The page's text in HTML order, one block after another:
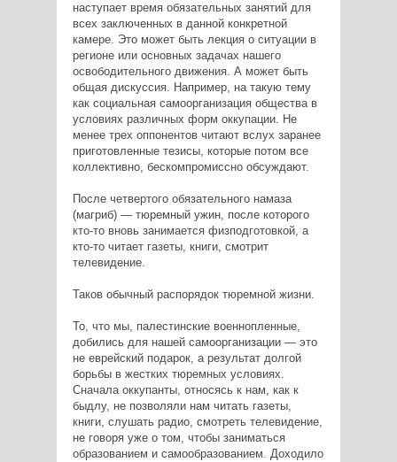
наступает время обязательных занятий для
всех заключенных в данной конкретной
камере. Это может быть лекция о ситуации в
регионе или основных задачах нашего
освободительного движения. А может быть
общая дискуссия. Например, на такую тему
как социальная самоорганизация общества в
условиях различных форм оккупации. Не
менее трех оппонентов читают вслух заранее
приготовленные тезисы, которые потом все
коллективно, бескомпромиссно обсуждают.
После четвертого обязательного намаза
(магриб) — тюремный ужин, после которого
кто-то вновь занимается физподготовкой, а
кто-то читает газеты, книги, смотрит
телевидение.
Таков обычный распорядок тюремной жизни.
То, что мы, палестинские военнопленные,
добились для нашей самоорганизации — это
не еврейский подарок, а результат долгой
борьбы в жестких тюремных условиях.
Сначала оккупанты, относясь к нам, как к
быдлу, не позволяли нам читать газеты,
книги, слушать радио, смотреть телевидение,
не говоря уже о том, чтобы заниматься
образованием и самообразованием. Доходило